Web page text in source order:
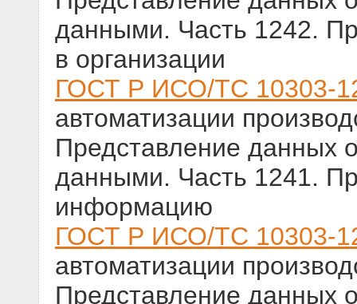
данными. Часть 1242.
в организации
ГОСТ Р ИСО/ТС 10303-
автоматизации
Представление данных
данными. Часть 1241.
информацию
ГОСТ Р ИСО/ТС 10303-
автоматизации
Представление данных